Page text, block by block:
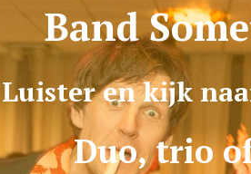
Band
Luister en kijk
Duo, trio